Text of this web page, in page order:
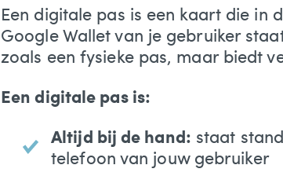
Een digitale pas is een kaart die in
Google Wallet van je gebruiker
zoals een fysieke pas, maar biedt
Een digitale pas is:
Altijd bij de hand: staat
telefoon van jouw gebruiker